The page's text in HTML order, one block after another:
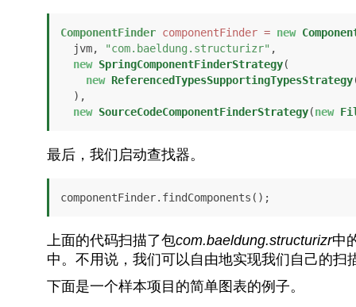
ComponentFinder componentFinder = new
  jvm,
"com.baeldung.structurizr" ,
new SpringComponentFinderStrategy(
new ReferencedTypesSupportingTypesStrategy
new SourceCodeComponentFinderStrategy(new
最后，我们启动查找器。
componentFinder.findComponents();
上面的代码扫描了包com.baeldung.structurizr中
中。不用说，我们可以自由地实现我们自己的
下面是一个样本项目的简单图表的例子。